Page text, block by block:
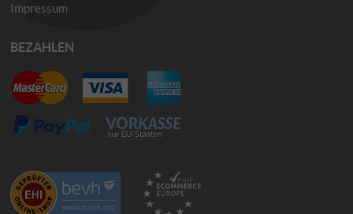
Impressum
BEZAHLEN